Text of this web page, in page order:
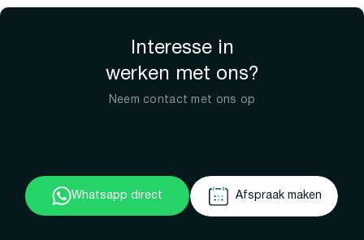
Interesse in
werken met ons?
Neem contact met ons op
Whatsapp direct Afspraak maken